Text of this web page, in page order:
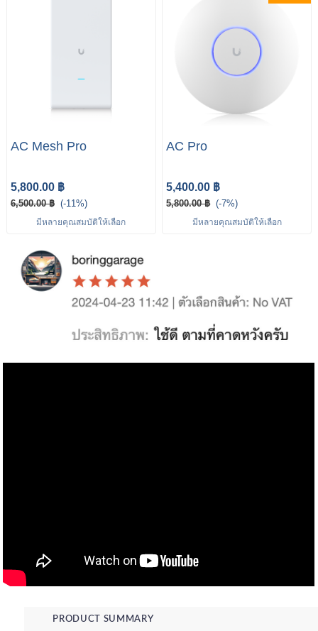
AC Mesh Pro
5,800.00 ฿
6,500.00 ฿ (-11%)
มีหลายคุณสมบัติให้เลือก
AC Pro
5,400.00 ฿
5,800.00 ฿ (-7%)
มีหลายคุณสมบัติให้เลือก
PRODUCT SUMMARY